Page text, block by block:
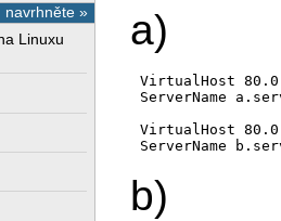
navrhněte »
Linuxu
a)
VirtualHost
ServerName
VirtualHost
b)